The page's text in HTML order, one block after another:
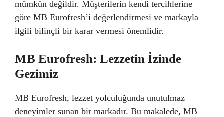
mümkün değildir. Müşterilerin kendi tercihlerine
göre MB Eurofresh’i değerlendirmesi ve markayla
ilgili bilinçli bir karar vermesi önemlidir.
MB Eurofresh: Lezzetin İzinde
Gezimiz
MB Eurofresh, lezzet yolculuğunda unutulmaz
deneyimler sunan bir markadır. Bu makalede, MB